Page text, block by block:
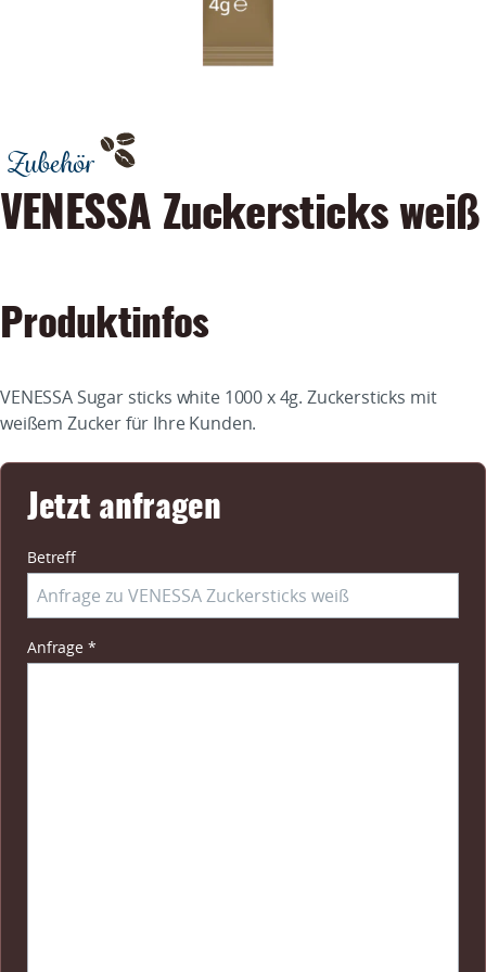
Zubehör
VENESSA Zuckersticks weiß
Produktinfos
VENESSA Sugar sticks white 1000 x 4g. Zuckersticks mit
weißem Zucker für Ihre Kunden.
Jetzt anfragen
Betreff
Pflichtfeld
Anfrage *